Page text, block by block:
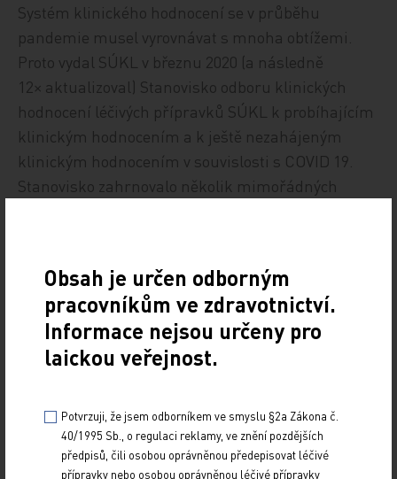
Systém klinického hodnocení se v průběhu
pandemie musel vyrovnávat s mnoha obtížemi.
Proto vydal SÚKL v březnu 2020 (a následně
12× aktualizoval) Stanovisko odboru klinických
hodnocení léčivých přípravků SÚKL k probíhajícím
klinickým hodnocením a k ještě nezahájeným
klinickým hodnocením v souvislosti s COVID 19.
Stanovisko zahrnovalo několik mimořádných
kteří by mohli být při cestování do center
klinického hodnocení ohroženi infekcí s vážným
průběhem. Jednalo se například o:
zajištění bezpečných návštěv v centrech
zdravotníky i pacienty zajištěné zadavatelem,
telefonické objednání na přesný termín
apod.);
Obsah je určen odborným
pracovníkům ve zdravotnictví.
Informace nejsou určeny pro
laickou veřejnost.
Potvrzuji, že jsem odborníkem ve smyslu §2a Zákona č.
40/1995 Sb., o regulaci reklamy, ve znění pozdějších
předpisů, čili osobou oprávněnou předepisovat léčivé
přípravky nebo osobou oprávněnou léčivé přípravky